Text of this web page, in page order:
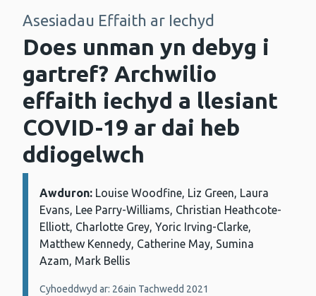
Asesiadau Effaith ar Iechyd
Does unman yn debyg i
gartref? Archwilio
effaith iechyd a llesiant
COVID-19 ar dai heb
ddiogelwch
Manylion:
Awduron: Louise Woodfine, Liz Green, Laura
Evans, Lee Parry-Williams, Christian Heathcote-
Elliott, Charlotte Grey, Yoric Irving-Clarke,
Matthew Kennedy, Catherine May, Sumina
Azam, Mark Bellis
Cyhoeddwyd ar: 26ain Tachwedd 2021